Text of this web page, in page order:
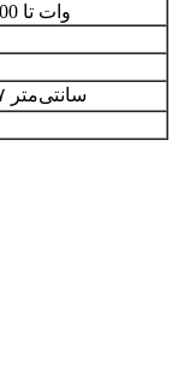
300 وات تا 4500 وات
۶۷ سانتی‌متر